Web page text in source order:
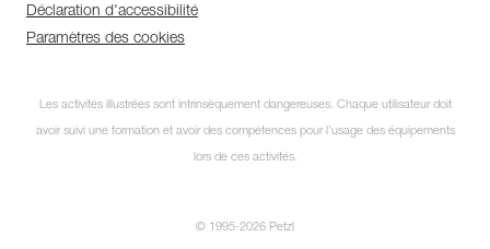
Déclaration d'accessibilité
Paramètres des cookies
Les activités illustrées sont intrinsèquement dangereuses. Chaque utilisateur doit
avoir suivi une formation et avoir des compétences pour l’usage des équipements
lors de ces activités.
© 1995-2026 Petzl